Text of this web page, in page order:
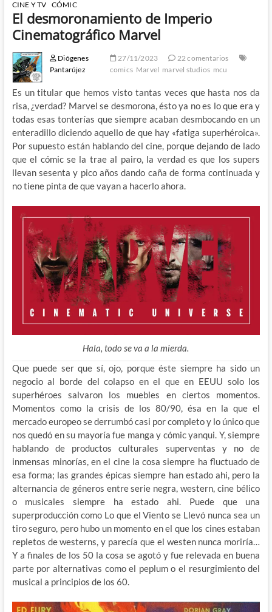
CINE Y TV CÓMIC
El desmoronamiento de Imperio
Cinematográfico Marvel
Diógenes
Pantarújez
27/11/2023
22 comentarios
comics Marvel marvel studios mcu
Es un titular que hemos visto tantas veces que hasta nos da
risa, ¿verdad? Marvel se desmorona, ésto ya no es lo que era y
todas esas tonterías que siempre acaban desmbocando en un
enteradillo diciendo aquello de que hay «fatiga superhéroica».
Por supuesto están hablando del cine, porque dejando de lado
que el cómic se la trae al pairo, la verdad es que los supers
llevan sesenta y pico años dando caña de forma continuada y
no tiene pinta de que vayan a hacerlo ahora.
Hala, todo se va a la mierda.
Que puede ser que sí, ojo, porque éste siempre ha sido un
negocio al borde del colapso en el que en EEUU solo los
superhéroes salvaron los muebles en ciertos momentos.
Momentos como la crisis de los 80/90, ésa en la que el
mercado europeo se derrumbó casi por completo y lo único que
nos quedó en su mayoría fue manga y cómic yanqui. Y, siempre
hablando de productos culturales superventas y no de
inmensas minorías, en el cine la cosa siempre ha fluctuado de
esa forma; las grandes épicas siempre han estado ahi, pero la
alternancia de géneros entre serie negra, western, cine bélico
o musicales siempre ha estado ahi. Puede que una
superproducción como Lo que el Viento se Llevó nunca sea un
tiro seguro, pero hubo un momento en el que los cines estaban
repletos de westerns, y parecía que el westen nunca moriría…
Y a finales de los 50 la cosa se agotó y fue relevada en buena
parte por alternativas como el peplum o el resurgimiento del
musical a principios de los 60.